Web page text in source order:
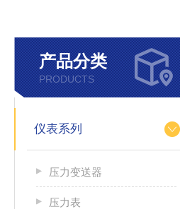
产品分类
PRODUCTS
仪表系列
压力变送器
压力表